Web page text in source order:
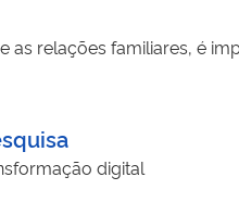
relações familiares, é
digital